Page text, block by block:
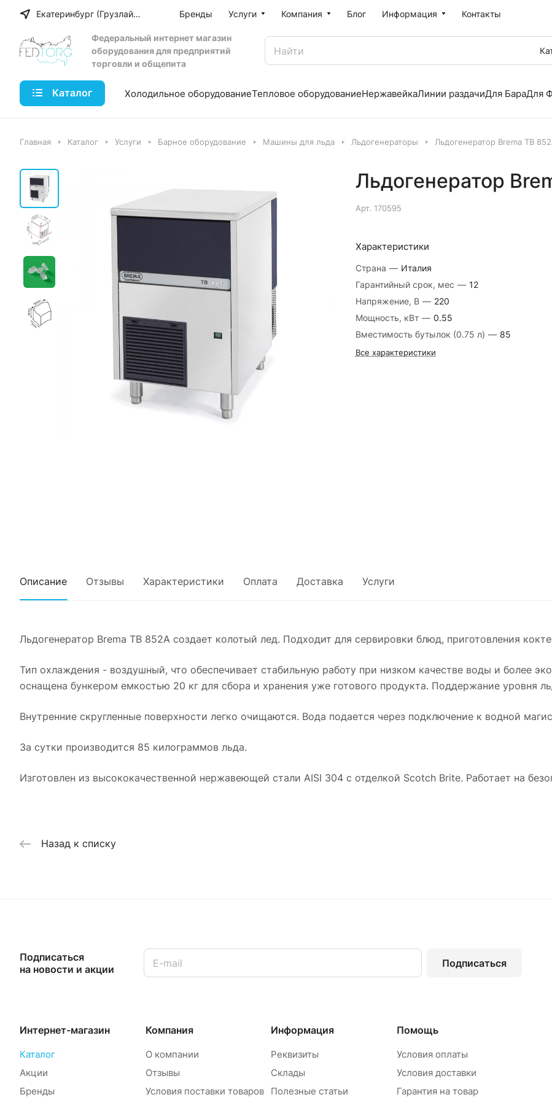
Екатеринбург (Грузлайн) Бренды Услуги Компания Блог Информация Контакты
Федеральный интернет магазин
оборудования для предприятий
торговли и общепита
Каталог Холодильное оборудованиеТепловое оборудованиеНержавейкаЛинии раздачиДля БараДля
Главная Каталог Услуги Барное оборудование Машины для льда Льдогенераторы Льдогенератор Brema TB
Льдогенератор
Арт. 170595
Характеристики
Страна — Италия
Гарантийный срок, мес — 12
Напряжение, В — 220
Мощность, кВт — 0.55
Вместимость бутылок (0.75 л) — 85
Все характеристики
Описание Отзывы Характеристики Оплата Доставка Услуги
Льдогенератор Brema TB 852A создает колотый лед. Подходит для сервировки блюд, приготовления
Тип охлаждения - воздушный, что обеспечивает стабильную работу при низком качестве воды и более
оснащена бункером емкостью 20 кг для сбора и хранения уже готового продукта. Поддержание уровня
Внутренние скругленные поверхности легко очищаются. Вода подается через подключение к водной
За сутки производится 85 килограммов льда.
Изготовлен из высококачественной нержавеющей стали AISI 304 с отделкой Scotch Brite. Работает на
Назад к списку
Подписаться
на новости и акции
Подписаться
Интернет-магазин
Каталог
Акции
Бренды
Компания
О компании
Отзывы
Условия поставки товаров
Информация
Реквизиты
Склады
Полезные статьи
Помощь
Условия оплаты
Условия доставки
Гарантия на товар